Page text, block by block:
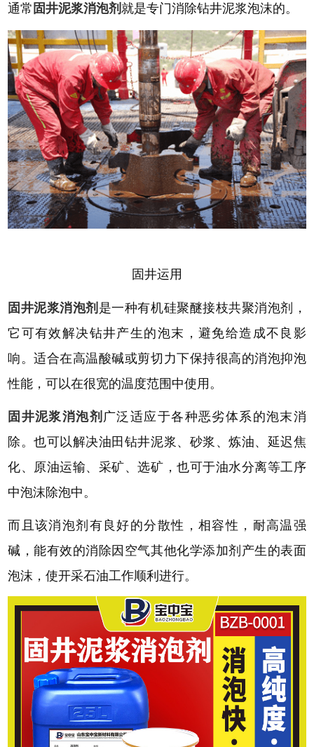
通常 固井泥浆消泡剂 就是专门消除钻井泥浆泡沫的。
固井运用
固井泥浆消泡剂 是一种有机硅聚醚接枝共聚消泡剂，
它可有效解决钻井产生的泡末，避免给造成不良影
响。适合在高温酸碱或剪切力下保持很高的消泡抑泡
性能，可以在很宽的温度范围中使用。
固井泥浆消泡剂 广泛适应于各种恶劣体系的泡末消
除。也可以解决油田钻井泥浆、砂浆、炼油、延迟焦
化、原油运输、采矿、选矿，也可于油水分离等工序
中泡沫除泡中。
而且该消泡剂有良好的分散性，相容性，耐高温强
碱，能有效的消除因空气其他化学添加剂产生的表面
泡沫，使开采石油工作顺利进行。